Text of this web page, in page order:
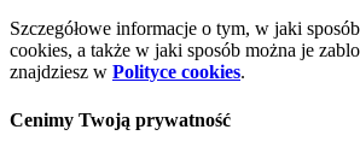
Szczegółowe informacje o tym, w jaki
cookies, a także w jaki sposób można je
znajdziesz w Polityce cookies.
Cenimy Twoją prywatność